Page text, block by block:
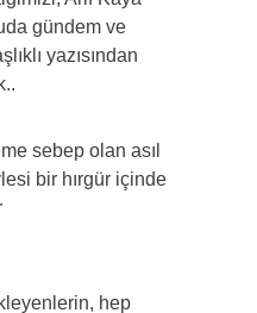
gündem ve
yazısından
sebep olan asıl
bir hırgür içinde
hep